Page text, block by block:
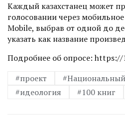
Каждый казахстанец может
голосовании через
Mobile, выбрав от одной до
указать как название
Подробнее об опросе:
#проект
#идеология
#100 книг